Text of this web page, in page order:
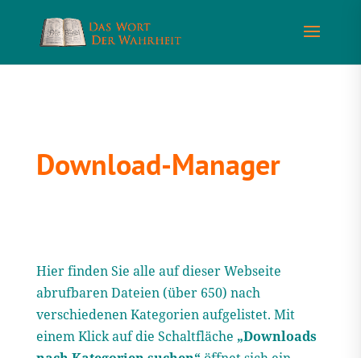
Download-Manager
Hier finden Sie alle auf dieser Webseite
abrufbaren Dateien (über 650) nach
verschiedenen Kategorien aufgelistet. Mit
einem Klick auf die Schaltfläche „Downloads